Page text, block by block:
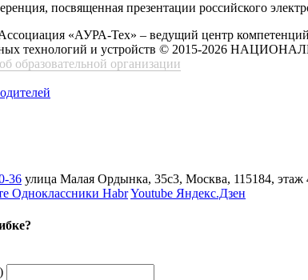
посвященная презентации российского
«АУРА-Тех» – ведущий центр
технологий и устройств © 2015-2026
образовательной организации
36 улица Малая Ордынка, 35с3, Москва, 115184, этаж
Одноклассники HabrYoutube Яндекс.Дзен